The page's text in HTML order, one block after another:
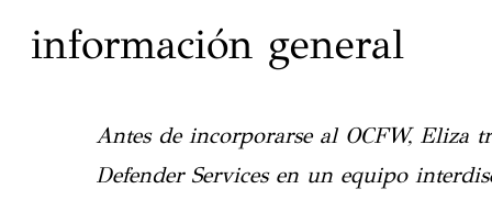
información general
Antes de incorporarse al OCFW, Eliza
Defender Services en un equipo